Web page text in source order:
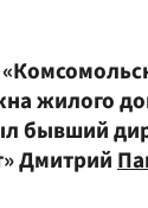
жилого
бывший
Дмитрий